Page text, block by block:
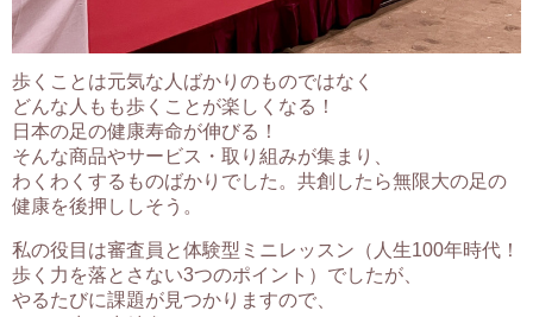
歩くことは元気な人ばかりのものではなく
どんな人もも歩くことが楽しくなる！
日本の足の健康寿命が伸びる！
そんな商品やサービス・取り組みが集まり、
わくわくするものばかりでした。共創したら無限大の足の
健康を後押ししそう。
私の役目は審査員と体験型ミニレッスン（人生100年時代！
歩く力を落とさない3つのポイント）でしたが、
やるたびに課題が見つかりますので、